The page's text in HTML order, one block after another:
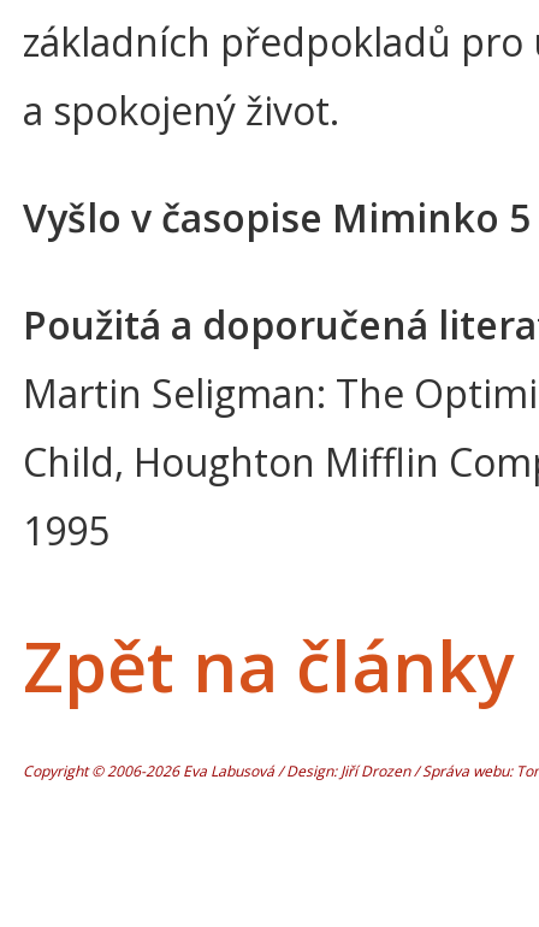
základních předpokladů pro
a spokojený život.
Vyšlo v časopise Miminko 5
Použitá a doporučená
Martin Seligman: The
Child, Houghton Mifflin
1995
Zpět na články
Copyright © 2006-2026 Eva Labusová / Design: Jiří Drozen / Správa webu: